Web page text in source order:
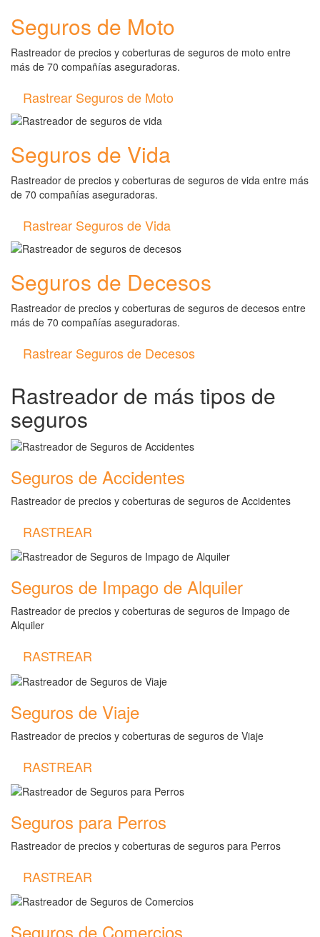
Seguros de Moto
Rastreador de precios y coberturas de seguros de moto entre
más de 70 compañías aseguradoras.
Rastrear Seguros de Moto
Seguros de Vida
Rastreador de precios y coberturas de seguros de vida entre más
de 70 compañías aseguradoras.
Rastrear Seguros de Vida
Seguros de Decesos
Rastreador de precios y coberturas de seguros de decesos entre
más de 70 compañías aseguradoras.
Rastrear Seguros de Decesos
Rastreador de más tipos de
seguros
Seguros de Accidentes
Rastreador de precios y coberturas de seguros de Accidentes
RASTREAR
Seguros de Impago de Alquiler
Rastreador de precios y coberturas de seguros de Impago de
Alquiler
RASTREAR
Seguros de Viaje
Rastreador de precios y coberturas de seguros de Viaje
RASTREAR
Seguros para Perros
Rastreador de precios y coberturas de seguros para Perros
RASTREAR
Seguros de Comercios